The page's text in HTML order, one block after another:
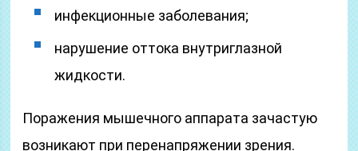
инфекционные заболевания;
нарушение оттока внутриглазной
жидкости.
Поражения мышечного аппарата зачастую
возникают при перенапряжении зрения.